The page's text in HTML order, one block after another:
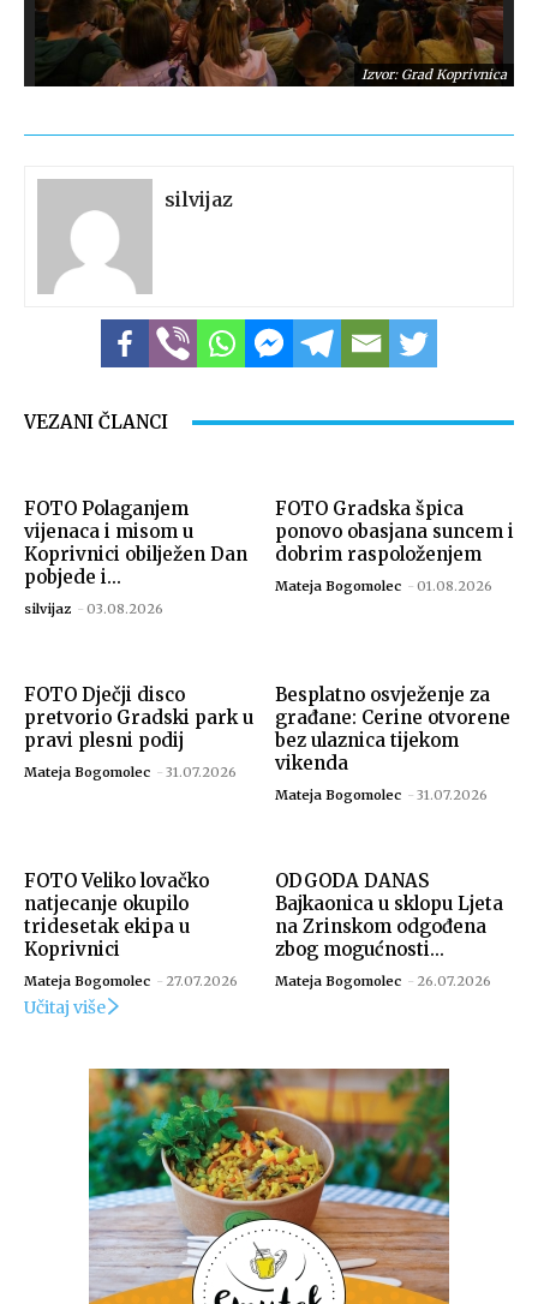
Izvor: Grad Koprivnica
Izvor: Grad Koprivnica
silvijaz
VEZANI ČLANCI
FOTO Polaganjem
vijenaca i misom u
Koprivnici obilježen Dan
pobjede i...
silvijaz - 03.08.2026
FOTO Gradska špica
ponovo obasjana suncem i
dobrim raspoloženjem
Mateja Bogomolec - 01.08.2026
FOTO Dječji disco
pretvorio Gradski park u
pravi plesni podij
Mateja Bogomolec - 31.07.2026
Besplatno osvježenje za
građane: Cerine otvorene
bez ulaznica tijekom
vikenda
Mateja Bogomolec - 31.07.2026
FOTO Veliko lovačko
natjecanje okupilo
tridesetak ekipa u
Koprivnici
Mateja Bogomolec - 27.07.2026
ODGODA DANAS
Bajkaonica u sklopu Ljeta
na Zrinskom odgođena
zbog mogućnosti...
Mateja Bogomolec - 26.07.2026
Učitaj više